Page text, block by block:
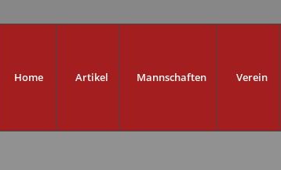
Home Artikel Mannschaften Verein